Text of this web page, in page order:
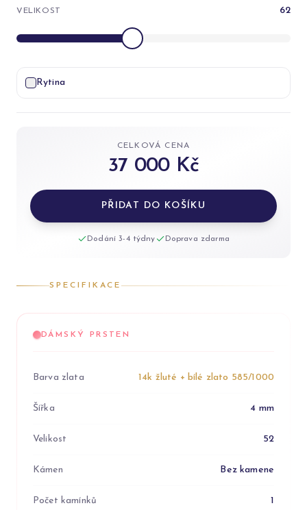
VELIKOST 62
Rytina
CELKOVÁ CENA
37 000 Kč
PŘIDAT DO KOŠÍKU
Dodání 3-4 týdny Doprava zdarma
SPECIFIKACE
DÁMSKÝ PRSTEN
Barva zlata 14k žluté + bílé zlato 585/1000
Šířka 4 mm
Velikost 52
Kámen Bez kamene
Počet kamínků 1